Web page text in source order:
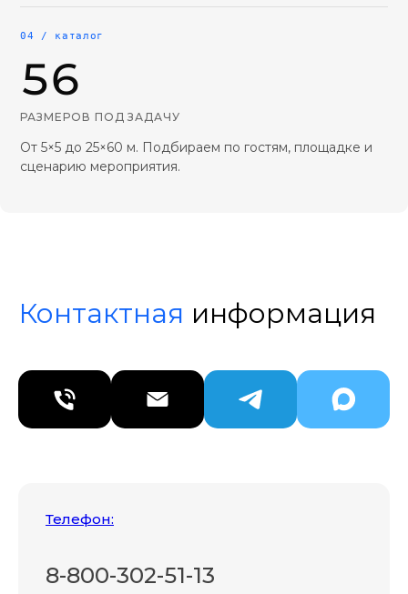
04 / каталог
56
РАЗМЕРОВ ПОД ЗАДАЧУ
От 5×5 до 25×60 м. Подбираем по гостям, площадке и
сценарию мероприятия.
Контактная информация
Телефон:
8-800-302-51-13